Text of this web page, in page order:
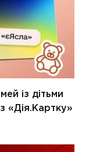
із дітьми
«Дія.Картку»